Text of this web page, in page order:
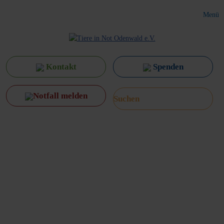
Menü
Kontakt Spenden
Notfall melden